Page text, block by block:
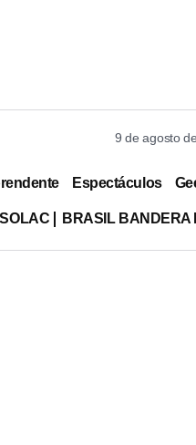
9 de agosto
Espectáculos
BRASIL BANDERA